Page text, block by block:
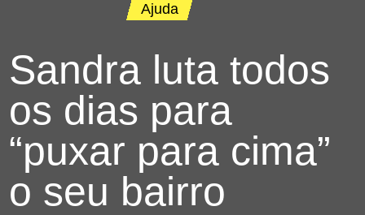
Ajuda
Sandra luta todos
os dias para
“puxar para cima”
o seu bairro